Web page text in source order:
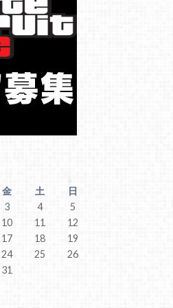
金 土
日
3 4
5
10 11
12
17 18
19
24 25
26
31